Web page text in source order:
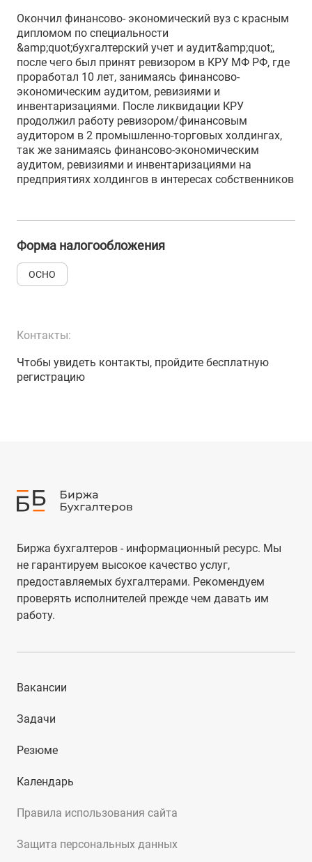
Окончил финансово- экономический вуз с красным
дипломом по специальности
&amp;quot;бухгалтерский учет и аудит&amp;quot;,
после чего был принят ревизором в КРУ МФ РФ, где
проработал 10 лет, занимаясь финансово-
экономическим аудитом, ревизиями и
инвентаризациями. После ликвидации КРУ
продолжил работу ревизором/финансовым
аудитором в 2 промышленно-торговых холдингах,
так же занимаясь финансово-экономическим
аудитом, ревизиями и инвентаризациями на
предприятиях холдингов в интересах собственников
Форма налогообложения
ОСНО
Контакты:
Чтобы увидеть контакты, пройдите бесплатную
регистрацию
Биржа бухгалтеров - информационный ресурс. Мы
не гарантируем высокое качество услуг,
предоставляемых бухгалтерами. Рекомендуем
проверять исполнителей прежде чем давать им
работу.
Правила использования сайта
Защита персональных данных
Вакансии
Задачи
Резюме
Календарь